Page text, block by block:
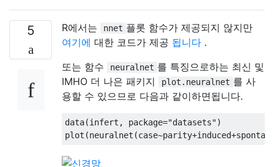
5 R에서는 nnet 플롯 함수가 제공되지 않지만
여기에 대한 코드가 제공 됩니다 .
또는 함수
neuralnet 를 특징으로하는 최신 및
IMHO 더 나은 패키지
plot.neuralnet 를 사
용할 수 있으므로 다음과 같이하면됩니다.
data(infert, package="datasets")